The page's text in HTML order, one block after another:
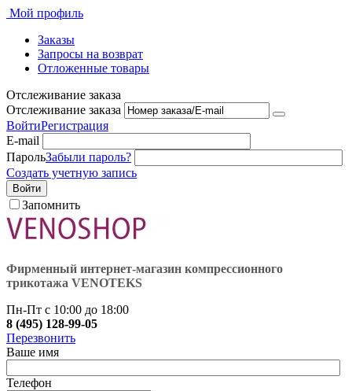
Мой профиль
Заказы
Запросы на возврат
Отложенные товары
Отслеживание заказа
Отслеживание заказа
ВойтиРегистрация
E-mail
ПарольЗабыли пароль?
Создать учетную запись
Войти
Запомнить
Фирменный интернет-магазин компрессионного
трикотажа VENOTEKS
Пн-Пт с 10:00 до 18:00
8 (495) 128-99-05
Перезвонить
Ваше имя
Телефон